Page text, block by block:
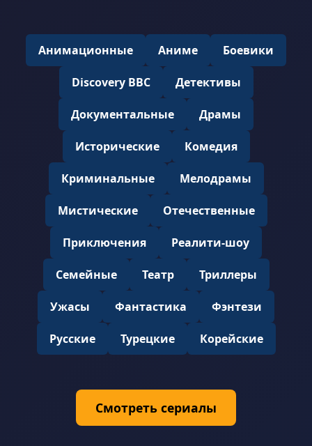
Анимационные Аниме Боевики
Discovery BBC Детективы
Документальные Драмы
Исторические Комедия
Криминальные Мелодрамы
Мистические Отечественные
Приключения Реалити-шоу
Семейные Театр Триллеры
Ужасы Фантастика Фэнтези
Русские Турецкие Корейские
Смотреть сериалы